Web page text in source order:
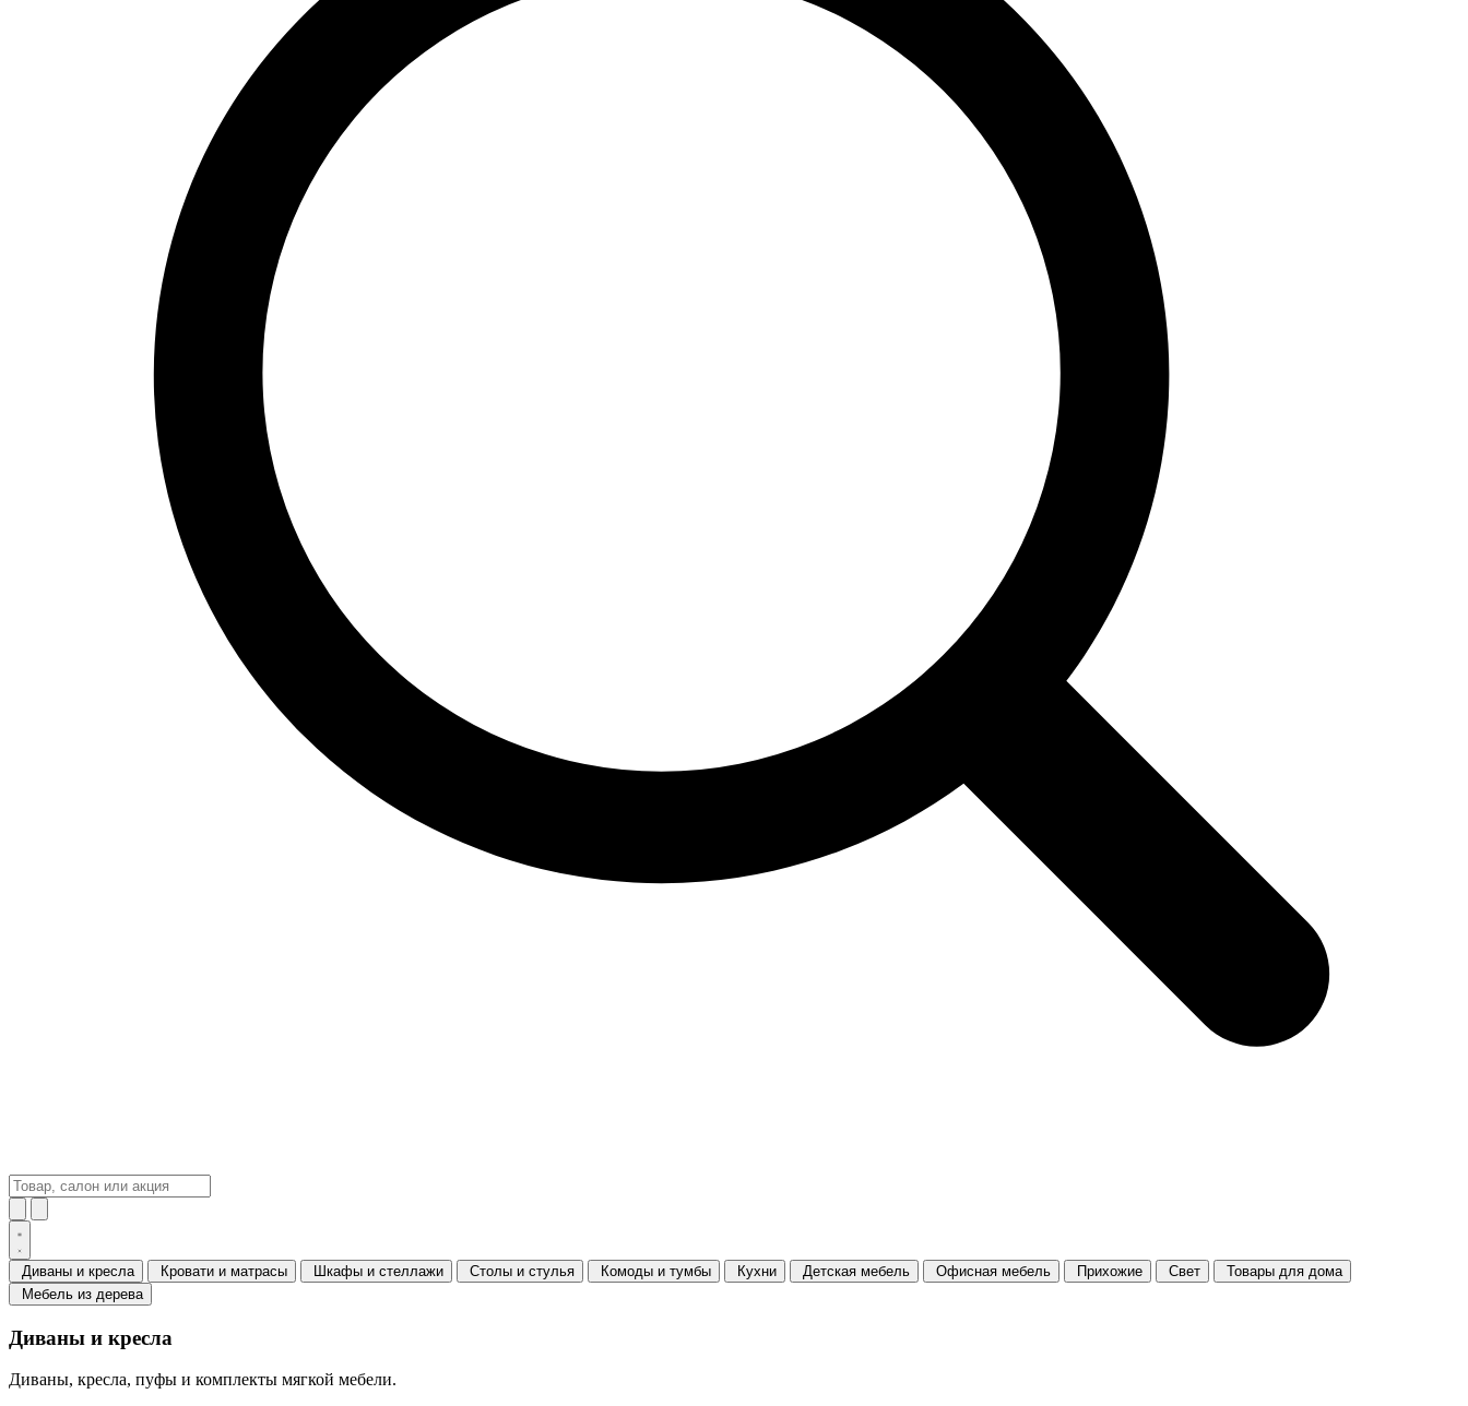
Диваны и кресла Кровати и матрасы Шкафы и стеллажи Столы и стулья Комоды и тумбы Кухни Детская мебель Офисная мебель Прихожие Свет
Товары для дома
Мебель из дерева
Диваны и кресла
Диваны, кресла, пуфы и комплекты мягкой мебели.